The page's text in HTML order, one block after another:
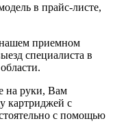
в прайс-листе,
нашем приемном
специалиста в
на руки, Вам
картриджей с
с помощью